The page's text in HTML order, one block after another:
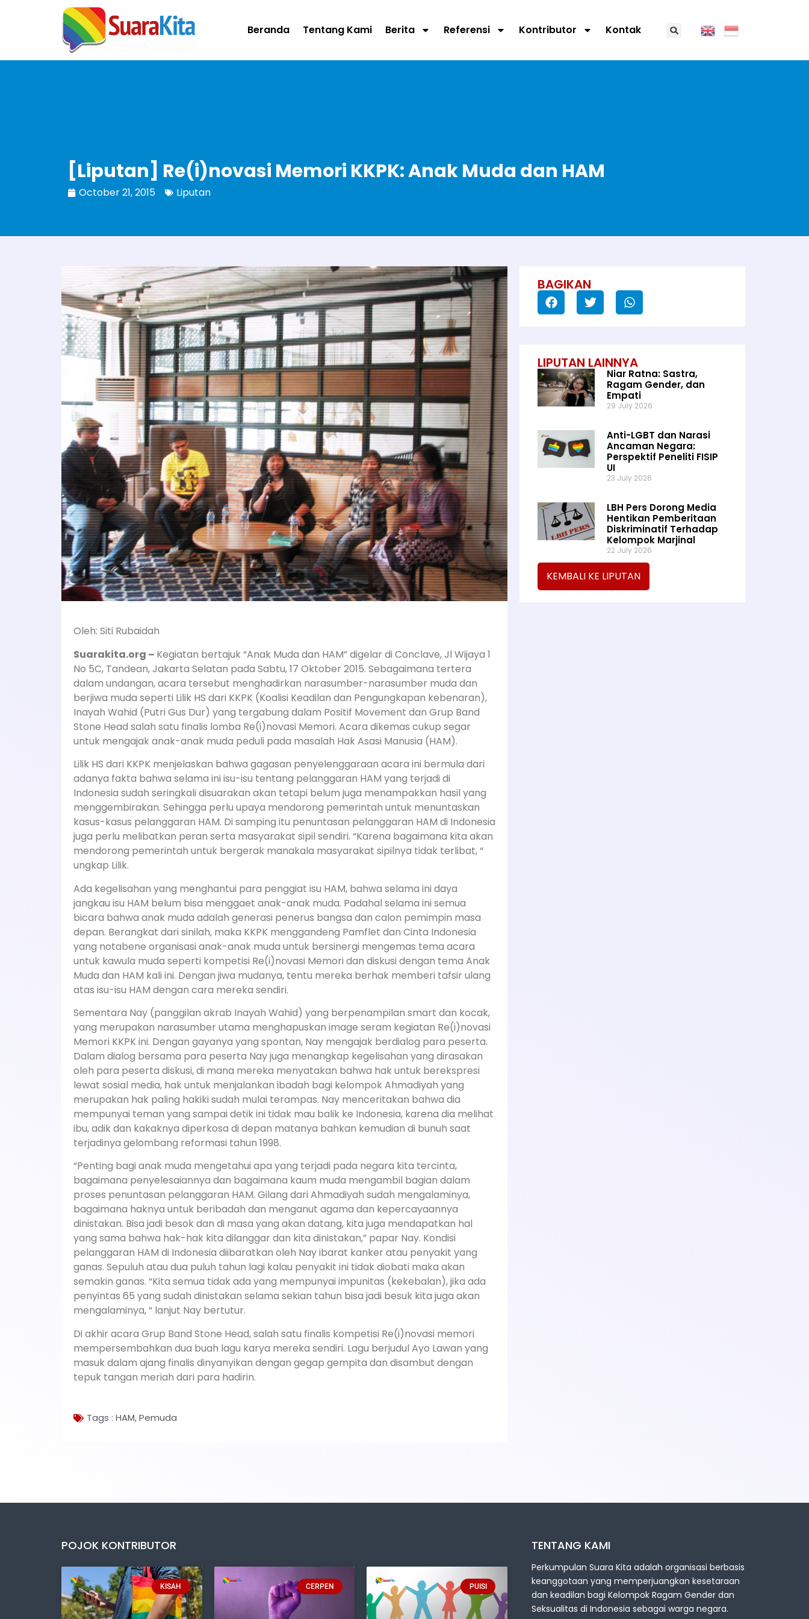
Beranda Tentang Kami Berita Referensi Kontributor Kontak
[Liputan] Re(i)novasi Memori KKPK: Anak Muda dan HAM
October 21, 2015 Liputan
Oleh: Siti Rubaidah
Suarakita.org – Kegiatan bertajuk “Anak Muda dan HAM” digelar di Conclave, Jl Wijaya 1
No 5C, Tandean, Jakarta Selatan pada Sabtu, 17 Oktober 2015. Sebagaimana tertera
dalam undangan, acara tersebut menghadirkan narasumber-narasumber muda dan
berjiwa muda seperti Lilik HS dari KKPK (Koalisi Keadilan dan Pengungkapan kebenaran),
Inayah Wahid (Putri Gus Dur) yang tergabung dalam Positif Movement dan Grup Band
Stone Head salah satu finalis lomba Re(i)novasi Memori. Acara dikemas cukup segar
untuk mengajak anak-anak muda peduli pada masalah Hak Asasi Manusia (HAM).
Lilik HS dari KKPK menjelaskan bahwa gagasan penyelenggaraan acara ini bermula dari
adanya fakta bahwa selama ini isu-isu tentang pelanggaran HAM yang terjadi di
Indonesia sudah seringkali disuarakan akan tetapi belum juga menampakkan hasil yang
menggembirakan. Sehingga perlu upaya mendorong pemerintah untuk menuntaskan
kasus-kasus pelanggaran HAM. Di samping itu penuntasan pelanggaran HAM di Indonesia
juga perlu melibatkan peran serta masyarakat sipil sendiri. “Karena bagaimana kita akan
mendorong pemerintah untuk bergerak manakala masyarakat sipilnya tidak terlibat, “
ungkap Lilik.
Ada kegelisahan yang menghantui para penggiat isu HAM, bahwa selama ini daya
jangkau isu HAM belum bisa menggaet anak-anak muda. Padahal selama ini semua
bicara bahwa anak muda adalah generasi penerus bangsa dan calon pemimpin masa
depan. Berangkat dari sinilah, maka KKPK menggandeng Pamflet dan Cinta Indonesia
yang notabene organisasi anak-anak muda untuk bersinergi mengemas tema acara
untuk kawula muda seperti kompetisi Re(i)novasi Memori dan diskusi dengan tema Anak
Muda dan HAM kali ini. Dengan jiwa mudanya, tentu mereka berhak memberi tafsir ulang
atas isu-isu HAM dengan cara mereka sendiri.
Sementara Nay (panggilan akrab Inayah Wahid) yang berpenampilan smart dan kocak,
yang merupakan narasumber utama menghapuskan image seram kegiatan Re(i)novasi
Memori KKPK ini. Dengan gayanya yang spontan, Nay mengajak berdialog para peserta.
Dalam dialog bersama para peserta Nay juga menangkap kegelisahan yang dirasakan
oleh para peserta diskusi, di mana mereka menyatakan bahwa hak untuk berekspresi
lewat sosial media, hak untuk menjalankan ibadah bagi kelompok Ahmadiyah yang
merupakan hak paling hakiki sudah mulai terampas. Nay menceritakan bahwa dia
mempunyai teman yang sampai detik ini tidak mau balik ke Indonesia, karena dia melihat
ibu, adik dan kakaknya diperkosa di depan matanya bahkan kemudian di bunuh saat
terjadinya gelombang reformasi tahun 1998.
“Penting bagi anak muda mengetahui apa yang terjadi pada negara kita tercinta,
bagaimana penyelesaiannya dan bagaimana kaum muda mengambil bagian dalam
proses penuntasan pelanggaran HAM. Gilang dari Ahmadiyah sudah mengalaminya,
bagaimana haknya untuk beribadah dan menganut agama dan kepercayaannya
dinistakan. Bisa jadi besok dan di masa yang akan datang, kita juga mendapatkan hal
yang sama bahwa hak-hak kita dilanggar dan kita dinistakan,” papar Nay. Kondisi
pelanggaran HAM di Indonesia diibaratkan oleh Nay ibarat kanker atau penyakit yang
ganas. Sepuluh atau dua puluh tahun lagi kalau penyakit ini tidak diobati maka akan
semakin ganas. “Kita semua tidak ada yang mempunyai impunitas (kekebalan), jika ada
penyintas 65 yang sudah dinistakan selama sekian tahun bisa jadi besuk kita juga akan
mengalaminya, “ lanjut Nay bertutur.
Di akhir acara Grup Band Stone Head, salah satu finalis kompetisi Re(i)novasi memori
mempersembahkan dua buah lagu karya mereka sendiri. Lagu berjudul Ayo Lawan yang
masuk dalam ajang finalis dinyanyikan dengan gegap gempita dan disambut dengan
tepuk tangan meriah dari para hadirin.
Tags : HAM,Pemuda
BAGIKAN
LIPUTAN LAINNYA
Niar Ratna: Sastra,
Ragam Gender, dan
Empati
29 July 2026
Anti-LGBT dan Narasi
Ancaman Negara:
Perspektif Peneliti FISIP
UI
23 July 2026
LBH Pers Dorong Media
Hentikan Pemberitaan
Diskriminatif Terhadap
Kelompok Marjinal
22 July 2026
KEMBALI KE LIPUTAN
POJOK KONTRIBUTOR
KISAH CERPEN PUISI
TENTANG KAMI
Perkumpulan Suara Kita adalah organisasi berbasis
keanggotaan yang memperjuangkan kesetaraan
dan keadilan bagi Kelompok Ragam Gender dan
Seksualitas di Indonesia sebagai warga negara.